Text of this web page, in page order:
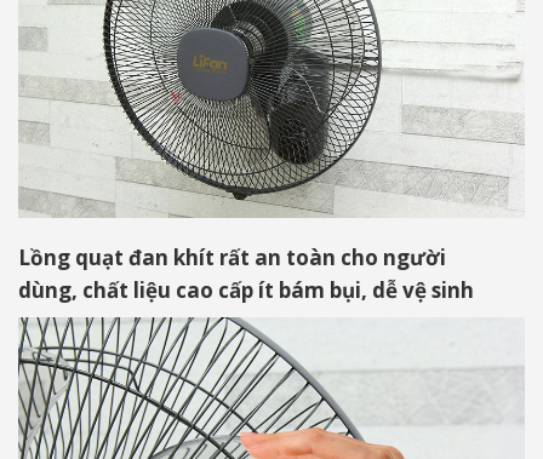
Lồng quạt đan khít rất an toàn cho người
dùng, chất liệu cao cấp ít bám bụi, dễ vệ sinh